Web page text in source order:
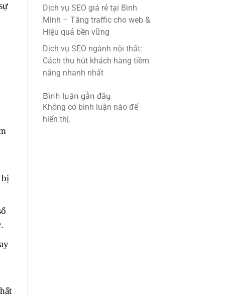
bị
Dịch vụ SEO giá rẻ tại Bình
Minh – Tăng traffic cho web &
Hiệu quả bền vững
Dịch vụ SEO ngành nội thất:
Cách thu hút khách hàng tiềm
năng nhanh nhất
Bình luận gần đây
Không có bình luận nào để
hiển thị.